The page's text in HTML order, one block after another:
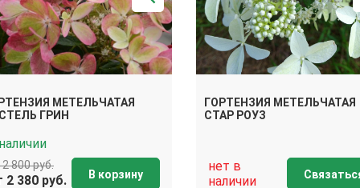
МЕТЕЛЬЧАТАЯ
ГРИН
2 800 руб.
2 380 руб. В корзину
ГОРТЕНЗИЯ МЕТЕЛЬЧАТАЯ
СТАР РОУЗ
нет в
наличии